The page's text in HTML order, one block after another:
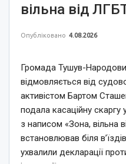
вільна від
Опубліковано 4.08.2026
Громада Тушув-Народови
відмовляється від
активістом Бартом
подала касаційну скаргу
з написом «Зона, вільна
встановлював біля
ухвалили декларації